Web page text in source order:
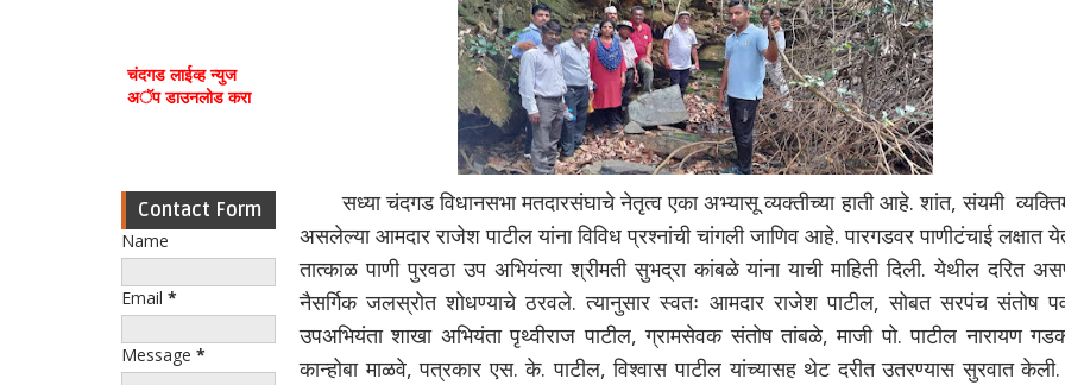
चंदगड लाईव्ह न्युज
अॅप डाउनलोड करा
Contact Form
Name
Email *
Message *
सध्या चंदगड विधानसभा मतदारसंघाचे नेतृत्व एका अभ्यासू व्यक्तीच्या हाती आहे. शांत, संयमी
असलेल्या आमदार राजेश पाटील यांना विविध प्रश्नांची चांगली जाणिव आहे. पारगडवर पाणीटंचाई लक्षात
तात्काळ पाणी पुरवठा उप अभियंत्या श्रीमती सुभद्रा कांबळे यांना याची माहिती दिली. येथील दरित
नैसर्गिक जलस्रोत शोधण्याचे ठरवले. त्यानुसार स्वतः आमदार राजेश पाटील, सोबत सरपंच संतोष
उपअभियंता शाखा अभियंता पृथ्वीराज पाटील, ग्रामसेवक संतोष तांबळे, माजी पो. पाटील नारायण
कान्होबा माळवे, पत्रकार एस. के. पाटील, विश्वास पाटील यांच्यासह थेट दरीत उतरण्यास सुरवात केली.